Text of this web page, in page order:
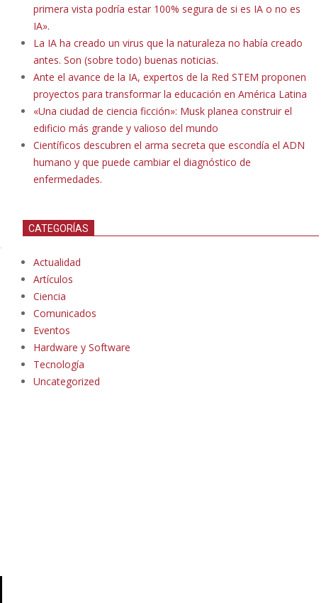
primera vista podría estar 100% segura de si es IA o no es
IA».
La IA ha creado un virus que la naturaleza no había creado
antes. Son (sobre todo) buenas noticias.
Ante el avance de la IA, expertos de la Red STEM proponen
proyectos para transformar la educación en América Latina
«Una ciudad de ciencia ficción»: Musk planea construir el
edificio más grande y valioso del mundo
Científicos descubren el arma secreta que escondía el ADN
humano y que puede cambiar el diagnóstico de
enfermedades.
CATEGORÍAS
Actualidad
Artículos
Ciencia
Comunicados
Eventos
Hardware y Software
Tecnología
Uncategorized